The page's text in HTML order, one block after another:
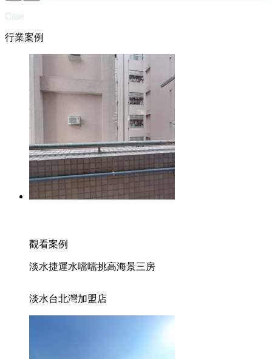
Case
行業案例
觀看案例
淡水捷運水噹噹挑高海景三房
淡水台北灣加盟店